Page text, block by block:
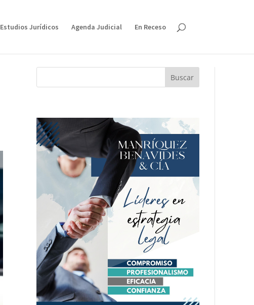
Estudios Jurídicos Agenda Judicial En Receso